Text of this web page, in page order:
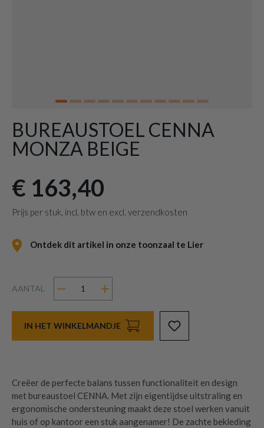
BUREAUSTOEL CENNA
MONZA BEIGE
€ 163,40
Prijs per stuk, incl. btw en excl. verzendkosten
Ontdek dit artikel in onze toonzaal te Lier
AANTAL
IN HET WINKELMANDJE
Creëer de perfecte balans tussen functionaliteit en design
met bureaustoel CENNA. Met zijn eigentijdse uitstraling en
ergonomische ondersteuning maakt deze stoel werken vanuit
huis of op kantoor een stuk aangenamer! De zachte bekleding